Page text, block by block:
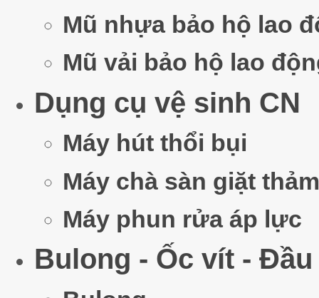
Mũ nhựa bảo hộ lao
Mũ vải bảo hộ lao
Dụng cụ vệ sinh CN
Máy hút thổi bụi
Máy chà sàn giặt thảm
Máy phun rửa áp lực
Bulong - Ốc vít -
Thang